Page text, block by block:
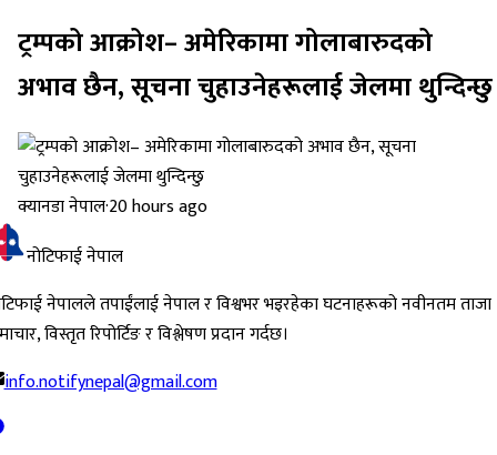
ट्रम्पको आक्रोश– अमेरिकामा गोलाबारुदको
अभाव छैन, सूचना चुहाउनेहरूलाई जेलमा थुन्दिन्छु
क्यानडा नेपाल·20 hours ago
नोटिफाई नेपाल
नेपालले तपाईंलाई नेपाल र विश्वभर भइरहेका घटनाहरूको नवीनतम ताजा
विस्तृत रिपोर्टिङ र विश्लेषण प्रदान गर्दछ।
info.notifynepal@gmail.com